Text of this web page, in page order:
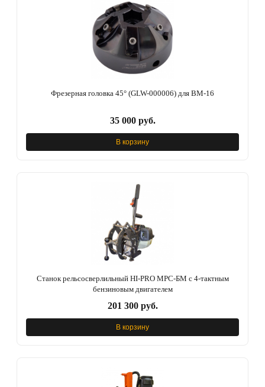
Фрезерная головка 45° (GLW-000006) для BM-16
35 000 руб.
В корзину
Станок рельсосверлильный HI-PRO МРС-БМ с 4-тактным
бензиновым двигателем
201 300 руб.
В корзину